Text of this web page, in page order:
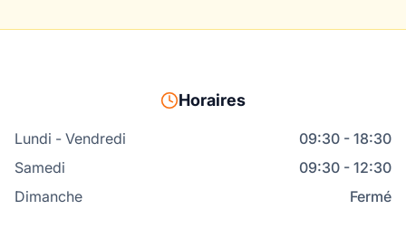
Horaires
Lundi - Vendredi
09:30 - 18:30
Samedi
09:30 - 12:30
Dimanche
Fermé